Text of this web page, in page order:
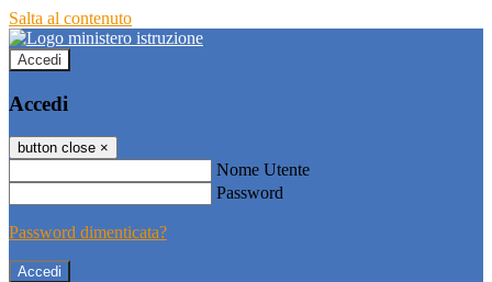
Salta al contenuto
Accedi
Accedi
button close ×
Nome Utente
Password
Password dimenticata?